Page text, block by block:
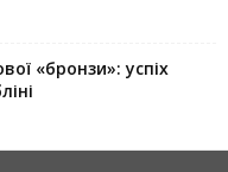
«бронзи»: успіх